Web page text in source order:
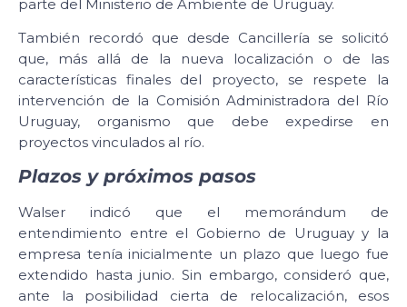
parte del Ministerio de Ambiente de Uruguay.
También recordó que desde Cancillería se solicitó
que, más allá de la nueva localización o de las
características finales del proyecto, se respete la
intervención de la Comisión Administradora del Río
Uruguay, organismo que debe expedirse en
proyectos vinculados al río.
Plazos y próximos pasos
Walser indicó que el memorándum de
entendimiento entre el Gobierno de Uruguay y la
empresa tenía inicialmente un plazo que luego fue
extendido hasta junio. Sin embargo, consideró que,
ante la posibilidad cierta de relocalización, esos